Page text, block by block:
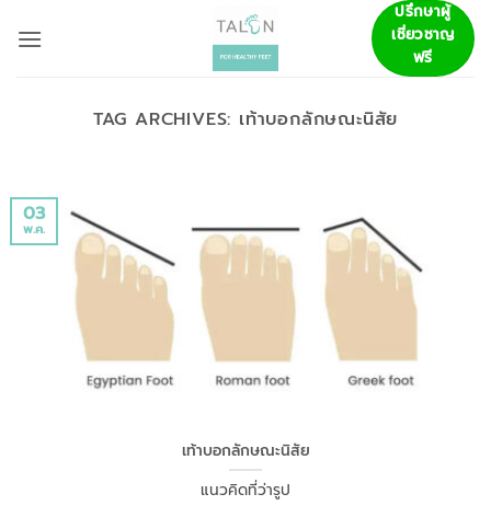
ปรึกษาผู้
เชี่ยวชาญ
ฟรี
TAG ARCHIVES: เท้าบอกลักษณะนิสัย
เท้าบอกลักษณะนิสัย
แนวคิดที่ว่ารูป
03
พ.ค.